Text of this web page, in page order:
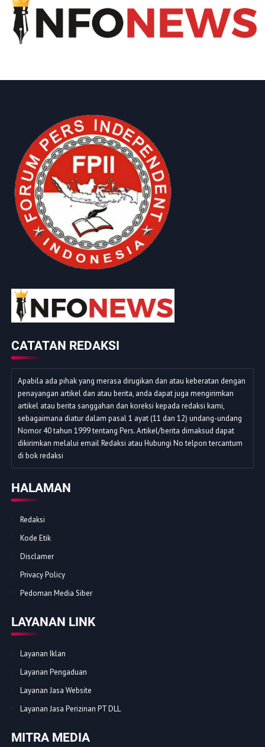
CATATAN REDAKSI
Apabila ada pihak yang merasa dirugikan dan atau keberatan dengan
penayangan artikel dan atau berita, anda dapat juga mengirimkan
artikel atau berita sanggahan dan koreksi kepada redaksi kami,
sebagaimana diatur dalam pasal 1 ayat (11 dan 12) undang-undang
Nomor 40 tahun 1999 tentang Pers. Artikel/berita dimaksud dapat
dikirimkan melalui email Redaksi atau Hubungi No telpon tercantum
di bok redaksi
HALAMAN
Redaksi
Kode Etik
Disclamer
Privacy Policy
Pedoman Media Siber
LAYANAN LINK
Layanan Iklan
Layanan Pengaduan
Layanan Jasa Website
Layanan Jasa Perizinan PT DLL
MITRA MEDIA